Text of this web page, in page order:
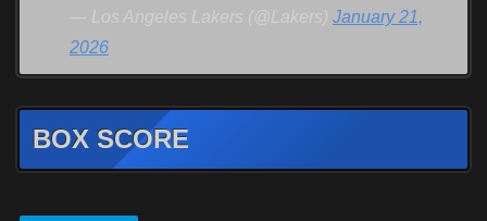
— Los Angeles Lakers (@Lakers) January 21,
2026
BOX SCORE